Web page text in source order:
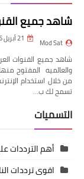
شاهد جميع
Mod Sat 21 أبريل 2026
والعالميه المفتوح
من خلال استخدام
تسمح لك ب…
التسميات
أهم الترددات
اقوى ترددات